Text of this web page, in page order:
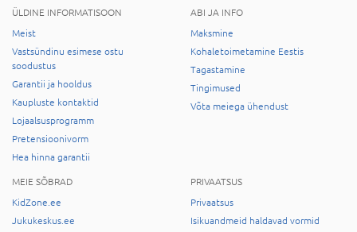
ÜLDINE INFORMATISOON
Meist
Vastsündinu esimese ostu
soodustus
Garantii ja hooldus
Kaupluste kontaktid
Lojaalsusprogramm
Pretensioonivorm
Hea hinna garantii
ABI JA INFO
Maksmine
Kohaletoimetamine Eestis
Tagastamine
Tingimused
Võta meiega ühendust
MEIE SÕBRAD
KidZone.ee
Jukukeskus.ee
PRIVAATSUS
Privaatsus
Isikuandmeid haldavad vormid